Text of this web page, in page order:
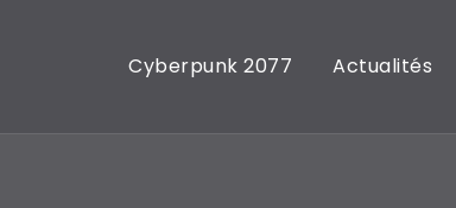
Cyberpunk 2077 Actualités